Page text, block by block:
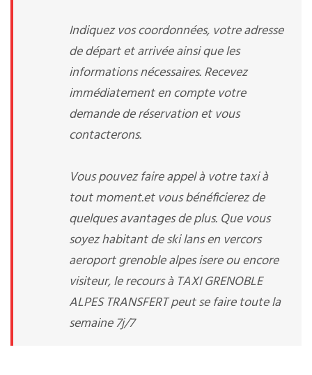
Indiquez vos coordonnées, votre adresse
de départ et arrivée ainsi que les
informations nécessaires. Recevez
immédiatement en compte votre
demande de réservation et vous
contacterons.
Vous pouvez faire appel à votre taxi à
tout moment.et vous bénéficierez de
quelques avantages de plus. Que vous
soyez habitant de ski lans en vercors
aeroport grenoble alpes isere ou encore
visiteur, le recours à TAXI GRENOBLE
ALPES TRANSFERT peut se faire toute la
semaine 7j/7